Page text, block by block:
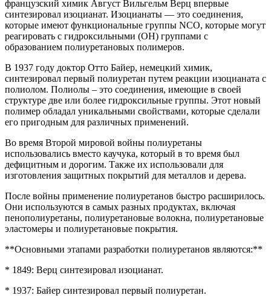
французский химик Август Вильгельм Верц впервые
синтезировал изоцианат. Изоцианаты — это соединения,
которые имеют функциональные группы NCO, которые могут
реагировать с гидроксильными (ОН) группами с
образованием полиуретановых полимеров.
В 1937 году доктор Отто Байер, немецкий химик,
синтезировал первый полиуретан путем реакции изоцианата с
полиолом. Полиолы – это соединения, имеющие в своей
структуре две или более гидроксильные группы. Этот новый
полимер обладал уникальными свойствами, которые сделали
его пригодным для различных применений.
Во время Второй мировой войны полиуретаны
использовались вместо каучука, который в то время был
дефицитным и дорогим. Также их использовали для
изготовления защитных покрытий для металлов и дерева.
После войны применение полиуретанов быстро расширилось.
Они используются в самых разных продуктах, включая
пенополиуретаны, полиуретановые волокна, полиуретановые
эластомеры и полиуретановые покрытия.
**Основными этапами разработки полиуретанов являются:**
* 1849: Верц синтезировал изоцианат.
* 1937: Байер синтезировал первый полиуретан.